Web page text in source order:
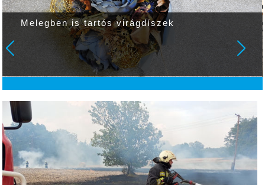
Melegben is tartós virágdíszek